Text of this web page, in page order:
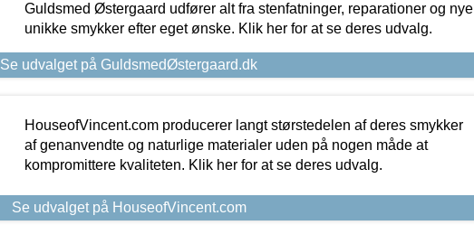
Guldsmed Østergaard udfører alt fra stenfatninger, reparationer og nye
unikke smykker efter eget ønske. Klik her for at se deres udvalg.
Se udvalget på GuldsmedØstergaard.dk
HouseofVincent.com producerer langt størstedelen af deres smykker
af genanvendte og naturlige materialer uden på nogen måde at
kompromittere kvaliteten. Klik her for at se deres udvalg.
Se udvalget på HouseofVincent.com